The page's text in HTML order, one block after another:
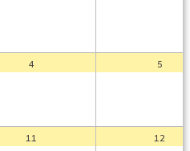
4 5
11 12